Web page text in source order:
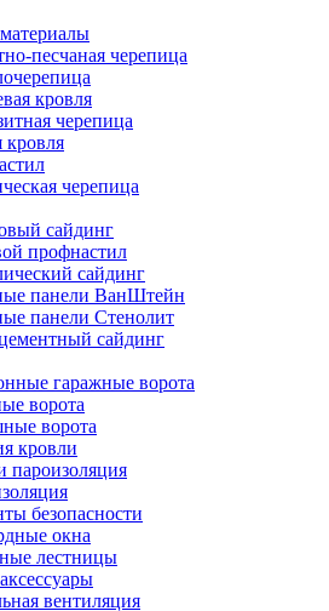
песчаная черепица
кровля
черепица
кровля
черепица
сайдинг
профнастил
сайдинг
панели ВанШтейн
панели Стенолит
сайдинг
гаражные ворота
ворота
ворота
кровли
пароизоляция
безопасности
окна
лестницы
вентиляция